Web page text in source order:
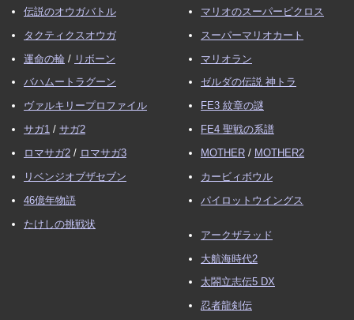
伝説のオウガバトル
タクティクスオウガ
運命の輪 / リボーン
バハムートラグーン
ヴァルキリープロファイル
サガ1 / サガ2
ロマサガ2 / ロマサガ3
リベンジオブザセブン
46億年物語
たけしの挑戦状
マリオのスーパーピクロス
スーパーマリオカート
マリオラン
ゼルダの伝説 神トラ
FE3 紋章の謎
FE4 聖戦の系譜
MOTHER / MOTHER2
カービィボウル
パイロットウイングス
アークザラッド
大航海時代2
太閤立志伝5 DX
忍者龍剣伝